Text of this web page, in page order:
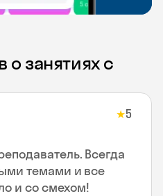
о занятиях с
★5
Всегда
темами и все
и со смехом!